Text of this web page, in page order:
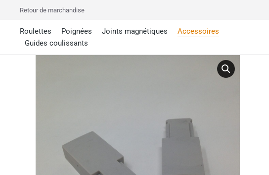
Retour de marchandise
Roulettes Poignées Joints magnétiques
Accessoires
Guides coulissants